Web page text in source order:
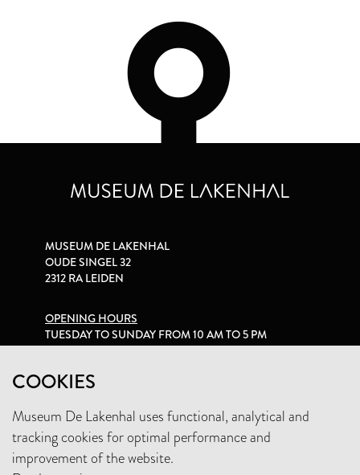
COOKIES
Museum De Lakenhal uses functional, analytical and
tracking cookies for optimal performance and
improvement of the website.
MUSEUM DE LAKENHAL
OUDE SINGEL 32
2312 RA LEIDEN
OPENING HOURS
TUESDAY TO SUNDAY FROM 10 AM TO 5 PM
PRIVACY STATEMENT
+31 (0)71 5165360
INFO@LAKENHAL.NL